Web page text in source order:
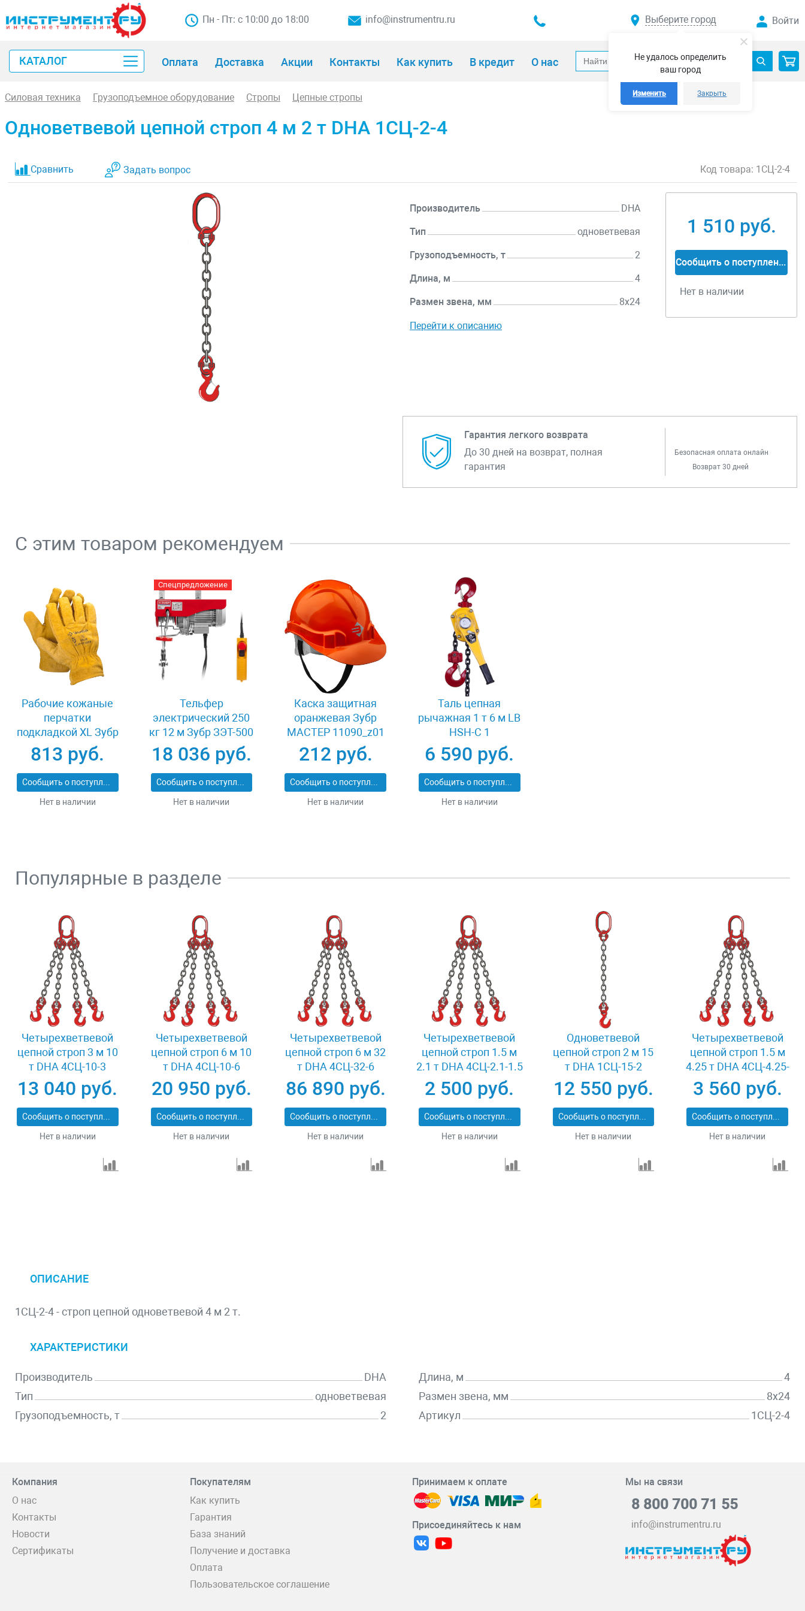
Не удалось определить
ваш город
Изменить Закрыть
Пн - Пт: с 10:00 до 18:00 info@instrumentru.ru Выберите город Войти
КАТАЛОГ Оплата Доставка Акции Контакты Как купить В кредит О нас
Силовая техника Грузоподъемное оборудование Стропы Цепные стропы
Одноветвевой цепной строп 4 м 2 т DHA 1СЦ-2-4
Сравнить Задать вопрос Код товара: 1СЦ-2-4
Производитель DHA
Тип одноветвевая
Грузоподъемность, т 2
Длина, м 4
Размен звена, мм 8х24
Перейти к описанию
1 510 руб.
Сообщить о поступлении
Нет в наличии
Гарантия легкого возврата
До 30 дней на возврат, полная
гарантия
Безопасная оплата онлайн
Возврат 30 дней
С этим товаром рекомендуем
Рабочие кожаные
перчатки
подкладкой XL Зубр
МАСТЕР 1135-XL
813 руб.
Сообщить о поступлении
Нет в наличии
Спецпредложение
Тельфер
электрический 250
кг 12 м Зубр ЗЭТ-500
18 036 руб.
Сообщить о поступлении
Нет в наличии
Каска защитная
оранжевая Зубр
МАСТЕР 11090_z01
212 руб.
Сообщить о поступлении
Нет в наличии
Таль цепная
рычажная 1 т 6 м LB
HSH-C 1
6 590 руб.
Сообщить о поступлении
Нет в наличии
Популярные в разделе
Четырехветвевой
цепной строп 3 м 10
т DHA 4СЦ-10-3
13 040 руб.
Сообщить о поступлении
Нет в наличии
Четырехветвевой
цепной строп 6 м 10
т DHA 4СЦ-10-6
20 950 руб.
Сообщить о поступлении
Нет в наличии
Четырехветвевой
цепной строп 6 м 32
т DHA 4СЦ-32-6
86 890 руб.
Сообщить о поступлении
Нет в наличии
Четырехветвевой
цепной строп 1.5 м
2.1 т DHA 4СЦ-2.1-1.5
2 500 руб.
Сообщить о поступлении
Нет в наличии
Одноветвевой
цепной строп 2 м 15
т DHA 1СЦ-15-2
12 550 руб.
Сообщить о поступлении
Нет в наличии
Четырехветвевой
цепной строп 1.5 м
4.25 т DHA 4СЦ-4.25-
1.5
3 560 руб.
Сообщить о поступлении
Нет в наличии
ОПИСАНИЕ
1СЦ-2-4 - строп цепной одноветвевой 4 м 2 т.
ХАРАКТЕРИСТИКИ
Производитель
DHA
Тип
одноветвевая
Грузоподъемность, т
2
Длина, м
4
Размен звена, мм
8х24
Артикул
1СЦ-2-4
Компания
О нас
Контакты
Новости
Сертификаты
Покупателям
Как купить
Гарантия
База знаний
Получение и доставка
Оплата
Пользовательское соглашение
Принимаем к оплате
Присоединяйтесь к нам
Мы на связи
8 800 700 71 55
info@instrumentru.ru